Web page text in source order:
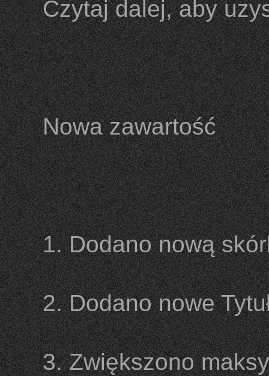
Czytaj dalej, aby
Nowa zawartość
1. Dodano nową
2. Dodano nowe
3. Zwiększono